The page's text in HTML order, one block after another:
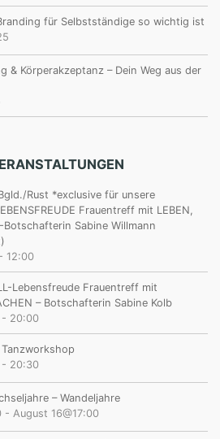
für Selbstständige so wichtig ist
& Körperakzeptanz – Dein Weg aus der
Rust *exclusive für unsere
Frauentreff mit LEBEN,
Botschafterin Sabine Willmann
- 12:00
Lebensfreude Frauentreff mit
– Botschafterin Sabine Kolb
- 20:00
Tanzworkshop
- 20:30
– Wandeljahre
- August 16@17:00